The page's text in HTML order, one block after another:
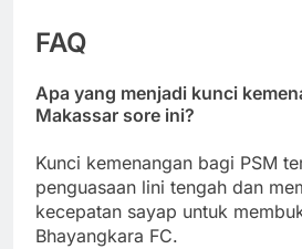
FAQ
Apa yang menjadi kunci
Makassar sore ini?
Kunci kemenangan bagi PSM
penguasaan lini tengah dan
kecepatan sayap untuk
Bhayangkara FC.